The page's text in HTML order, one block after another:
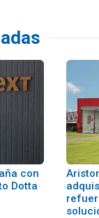
con
Dotta